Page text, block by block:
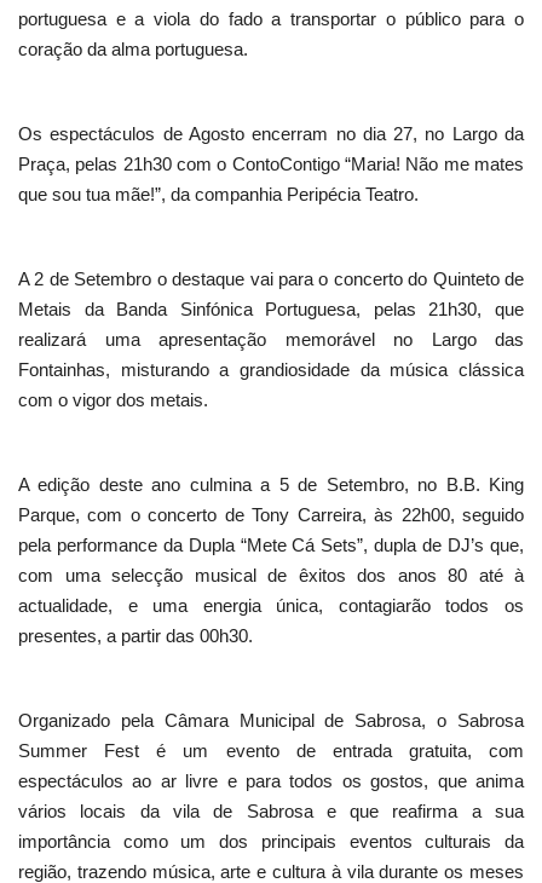
portuguesa e a viola do fado a transportar o público para o
coração da alma portuguesa.
Os espectáculos de Agosto encerram no dia 27, no Largo da
Praça, pelas 21h30 com o ContoContigo “Maria! Não me mates
que sou tua mãe!”, da companhia Peripécia Teatro.
A 2 de Setembro o destaque vai para o concerto do Quinteto de
Metais da Banda Sinfónica Portuguesa, pelas 21h30, que
realizará uma apresentação memorável no Largo das
Fontainhas, misturando a grandiosidade da música clássica
com o vigor dos metais.
A edição deste ano culmina a 5 de Setembro, no B.B. King
Parque, com o concerto de Tony Carreira, às 22h00, seguido
pela performance da Dupla “Mete Cá Sets”, dupla de DJ’s que,
com uma selecção musical de êxitos dos anos 80 até à
actualidade, e uma energia única, contagiarão todos os
presentes, a partir das 00h30.
Organizado pela Câmara Municipal de Sabrosa, o Sabrosa
Summer Fest é um evento de entrada gratuita, com
espectáculos ao ar livre e para todos os gostos, que anima
vários locais da vila de Sabrosa e que reafirma a sua
importância como um dos principais eventos culturais da
região, trazendo música, arte e cultura à vila durante os meses